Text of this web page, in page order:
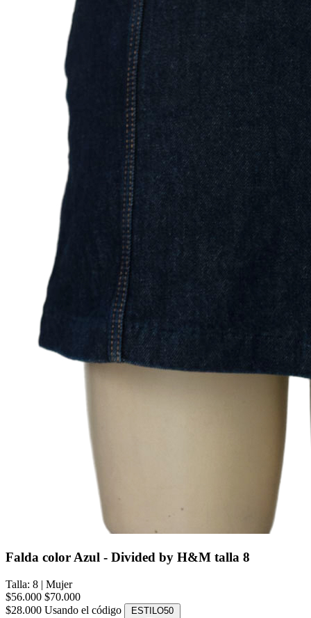
Falda color Azul - Divided by H&M talla 8
Talla: 8 | Mujer
$56.000 $70.000
$28.000 Usando el código ESTILO50